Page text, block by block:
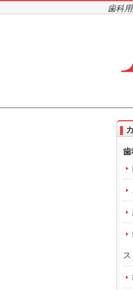
歯科
歯
ス